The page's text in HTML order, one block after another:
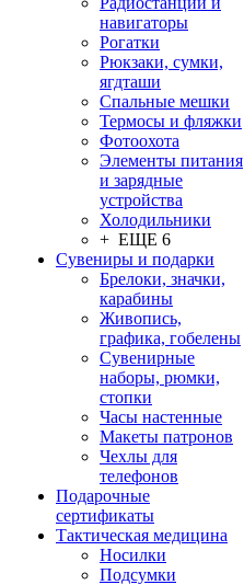
навигаторы
Рогатки
Рюкзаки, сумки,
ягдташи
Спальные мешки
Термосы и фляжки
Фотоохота
Элементы питания
и зарядные
устройства
Холодильники
+ ЕЩЕ 6
Сувениры и подарки
Брелоки, значки,
карабины
Живопись,
графика, гобелены
Сувенирные
наборы, рюмки,
стопки
Часы настенные
Макеты патронов
Чехлы для
телефонов
Подарочные
сертификаты
Тактическая медицина
Носилки
Подсумки